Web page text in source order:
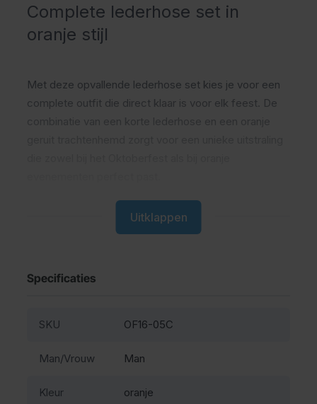
Complete lederhose set in
oranje stijl
Met deze opvallende lederhose set kies je voor een
complete outfit die direct klaar is voor elk feest. De
Wat is deze lederhose set
een korte lederhose van polyester en een bijpassend
Comfortabel tijdens lange
feestdagen
De lederhose is gemaakt van polyester en voelt licht
Uitklappen
Specificaties
SKU OF16-05C
Man/Vrouw Man
Kleur oranje